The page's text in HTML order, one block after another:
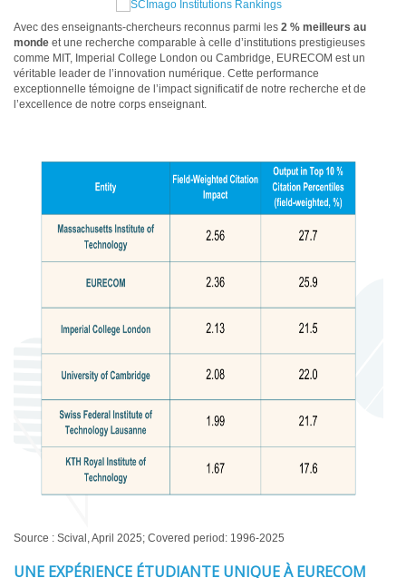
Avec des enseignants-chercheurs reconnus parmi les 2 % meilleurs au
monde et une recherche comparable à celle d’institutions prestigieuses
comme MIT, Imperial College London ou Cambridge, EURECOM est un
véritable leader de l’innovation numérique. Cette performance
exceptionnelle témoigne de l’impact significatif de notre recherche et de
l’excellence de notre corps enseignant.
Source : Scival, April 2025; Covered period: 1996-2025
UNE EXPÉRIENCE ÉTUDIANTE UNIQUE À EURECOM